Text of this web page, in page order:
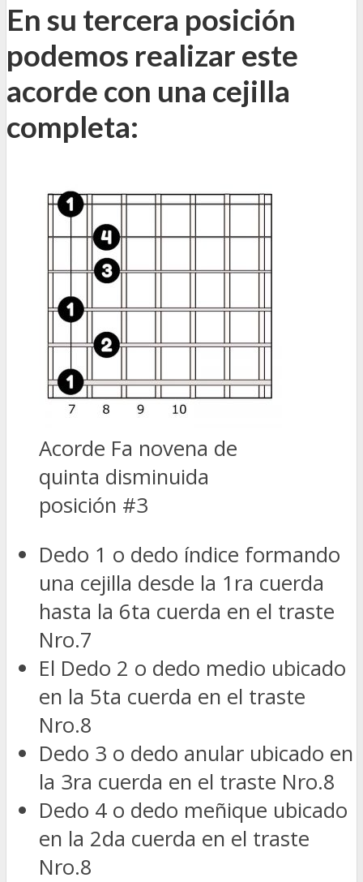
En su tercera posición
podemos realizar este
acorde con una cejilla
completa:
Acorde Fa novena de
quinta disminuida
posición #3
Dedo 1 o dedo índice formando
una cejilla desde la 1ra cuerda
hasta la 6ta cuerda en el traste
Nro.7
El Dedo 2 o dedo medio ubicado
en la 5ta cuerda en el traste
Nro.8
Dedo 3 o dedo anular ubicado en
la 3ra cuerda en el traste Nro.8
Dedo 4 o dedo meñique ubicado
en la 2da cuerda en el traste
Nro.8